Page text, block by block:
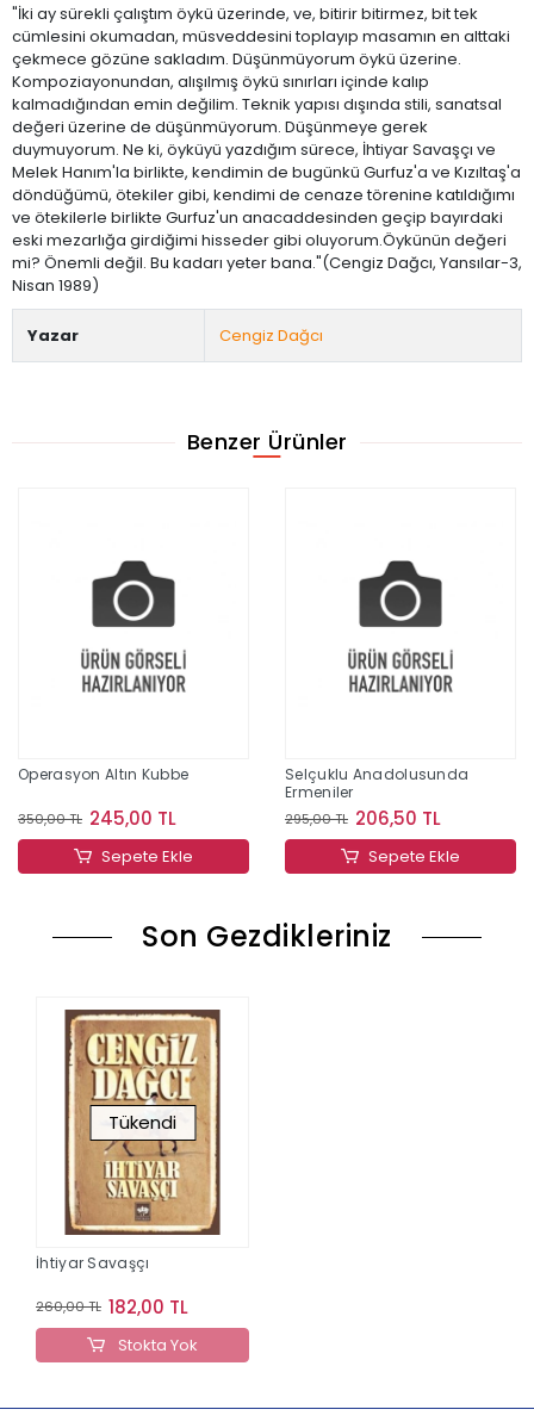
"İki ay sürekli çalıştım öykü üzerinde, ve, bitirir bitirmez, bit tek
cümlesini okumadan, müsveddesini toplayıp masamın en alttaki
çekmece gözüne sakladım. Düşünmüyorum öykü üzerine.
Kompoziayonundan, alışılmış öykü sınırları içinde kalıp
kalmadığından emin değilim. Teknik yapısı dışında stili, sanatsal
değeri üzerine de düşünmüyorum. Düşünmeye gerek
duymuyorum. Ne ki, öyküyü yazdığım sürece, İhtiyar Savaşçı ve
Melek Hanım'la birlikte, kendimin de bugünkü Gurfuz'a ve Kızıltaş'a
döndüğümü, ötekiler gibi, kendimi de cenaze törenine katıldığımı
ve ötekilerle birlikte Gurfuz'un anacaddesinden geçip bayırdaki
eski mezarlığa girdiğimi hisseder gibi oluyorum.Öykünün değeri
mi? Önemli değil. Bu kadarı yeter bana."(Cengiz Dağcı, Yansılar-3,
Nisan 1989)
Yazar Cengiz Dağcı
Benzer Ürünler
Operasyon Altın Kubbe
350,00 TL 245,00 TL
Sepete Ekle
Selçuklu Anadolusunda
Ermeniler
295,00 TL 206,50 TL
Sepete Ekle
Son Gezdikleriniz
Tükendi
İhtiyar Savaşçı
260,00 TL 182,00 TL
Stokta Yok